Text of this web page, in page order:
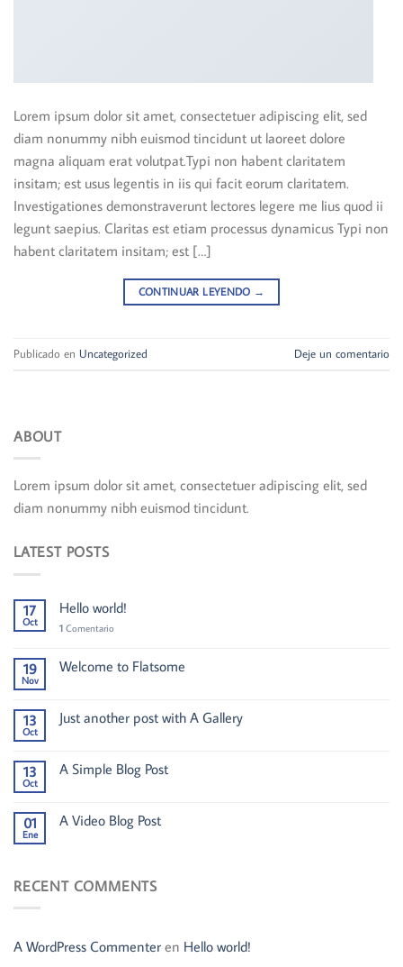
Lorem ipsum dolor sit amet, consectetuer adipiscing elit, sed
diam nonummy nibh euismod tincidunt ut laoreet dolore
magna aliquam erat volutpat.Typi non habent claritatem
insitam; est usus legentis in iis qui facit eorum claritatem.
Investigationes demonstraverunt lectores legere me lius quod ii
legunt saepius. Claritas est etiam processus dynamicus Typi non
habent claritatem insitam; est […]
CONTINUAR LEYENDO →
Publicado en Uncategorized Deje un comentario
ABOUT
Lorem ipsum dolor sit amet, consectetuer adipiscing elit, sed
diam nonummy nibh euismod tincidunt.
LATEST POSTS
17
Oct
Hello world!
1 Comentario
19
Nov
Welcome to Flatsome
13
Oct
Just another post with A Gallery
13
Oct
A Simple Blog Post
01
Ene
A Video Blog Post
RECENT COMMENTS
A WordPress Commenter en Hello world!